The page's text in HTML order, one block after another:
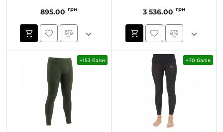
895.00 грн
3 536.00 грн
+153 бали +70 балів